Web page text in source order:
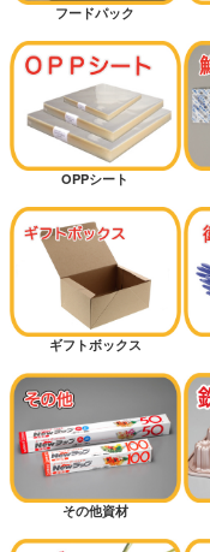
フードパック
OPPシート
ギフトボックス
その他資材